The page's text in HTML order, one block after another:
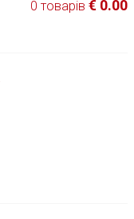
0 товарів € 0.00